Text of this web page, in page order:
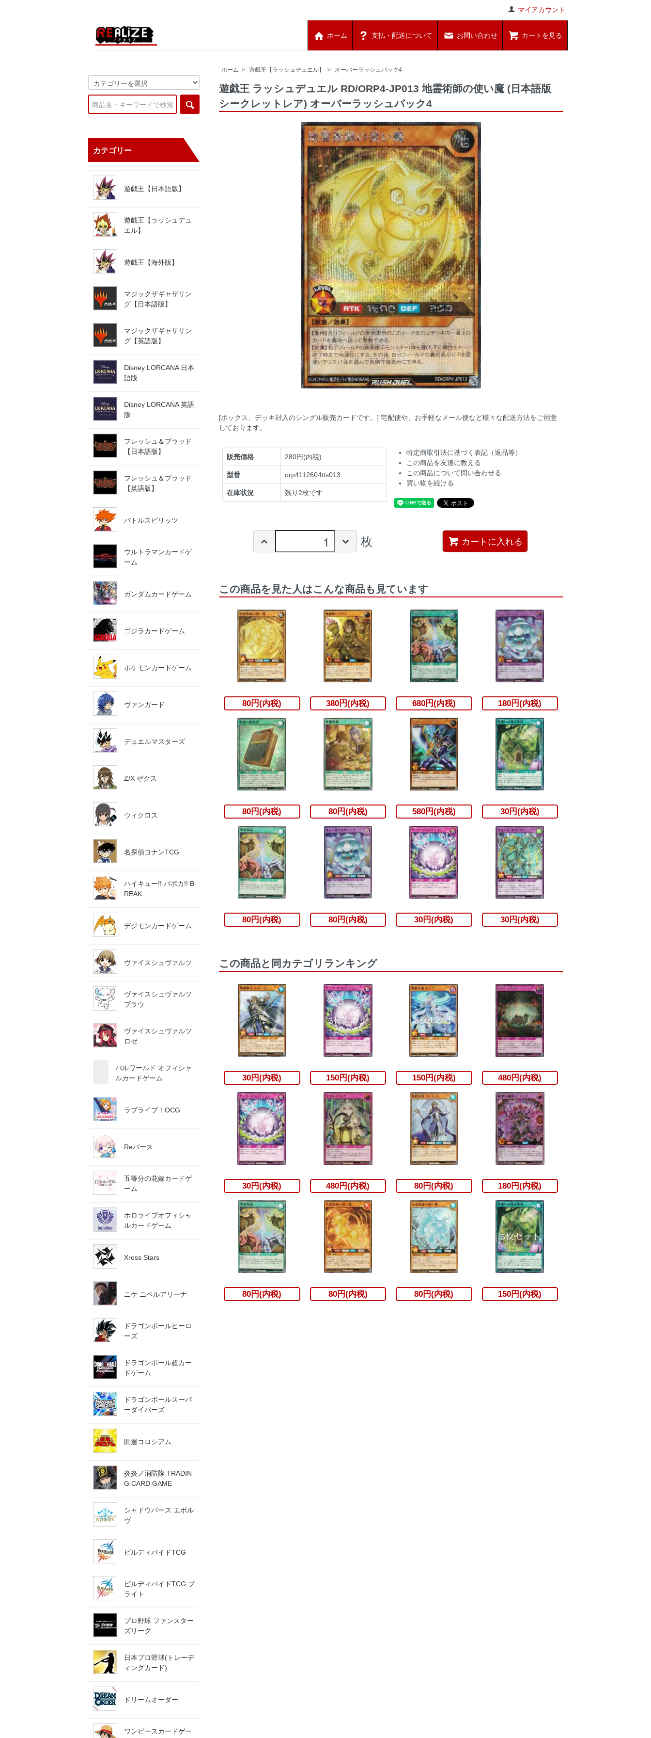
マイアカウント
ホーム 支払・配送について お問い合わせ カートを見る
ホーム > 遊戯王【ラッシュデュエル】 > オーバーラッシュパック4
遊戯王 ラッシュデュエル RD/ORP4-JP013 地霊術師の使い魔 (日本語版
シークレットレア) オーバーラッシュパック4
[ボックス、デッキ封入のシングル販売カードです。] 宅配便や、お手軽なメール便など様々な配送方法をご用意
しております。
販売価格 280円(内税)
型番 orp4112604tts013
在庫状況 残り2枚です
特定商取引法に基づく表記（返品等）
この商品を友達に教える
この商品について問い合わせる
買い物を続ける
枚 カートに入れる
この商品を見た人はこんな商品も見ています
80円(内税) 380円(内税) 680円(内税) 180円(内税)
80円(内税) 80円(内税) 580円(内税) 30円(内税)
80円(内税) 80円(内税) 30円(内税) 30円(内税)
この商品と同カテゴリランキング
30円(内税) 150円(内税) 150円(内税) 480円(内税)
30円(内税) 480円(内税) 80円(内税) 180円(内税)
80円(内税) 80円(内税) 80円(内税) 150円(内税)
カテゴリー
遊戯王【日本語版】
遊戯王【ラッシュデュ
エル】
遊戯王【海外版】
マジックザギャザリン
グ【日本語版】
マジックザギャザリン
グ【英語版】
Disney LORCANA 日本
語版
Disney LORCANA 英語
版
フレッシュ＆ブラッド
【日本語版】
フレッシュ＆ブラッド
【英語版】
バトルスピリッツ
ウルトラマンカードゲ
ーム
ガンダムカードゲーム
ゴジラカードゲーム
ポケモンカードゲーム
ヴァンガード
デュエルマスターズ
Z/X ゼクス
ウィクロス
名探偵コナンTCG
ハイキュー!! バボカ!! B
REAK
デジモンカードゲーム
ヴァイスシュヴァルツ
ヴァイスシュヴァルツ
ブラウ
ヴァイスシュヴァルツ
ロゼ
パルワールド オフィシャ
ルカードゲーム
ラブライブ！OCG
Reバース
五等分の花嫁カードゲ
ーム
ホロライブオフィシャ
ルカードゲーム
Xross Stars
ニケ ニベルアリーナ
ドラゴンボールヒーロ
ーズ
ドラゴンボール超カー
ドゲーム
ドラゴンボールスーパ
ーダイバーズ
開運コロシアム
炎炎ノ消防隊 TRADIN
G CARD GAME
シャドウバース エボル
ヴ
ビルディバイドTCG
ビルディバイドTCG ブ
ライト
プロ野球 ファンスター
ズリーグ
日本プロ野球(トレーデ
ィングカード)
ドリームオーダー
ワンピースカードゲー